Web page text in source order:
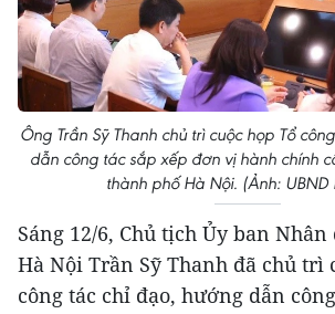
Ông Trần Sỹ Thanh chủ trì cuộc họp Tổ
dẫn công tác sắp xếp đơn vị hành chính
thành phố Hà Nội. (Ảnh: UBND
Sáng 12/6, Chủ tịch Ủy ban
Hà Nội Trần Sỹ Thanh đã chủ trì
công tác chỉ đạo, hướng dẫn